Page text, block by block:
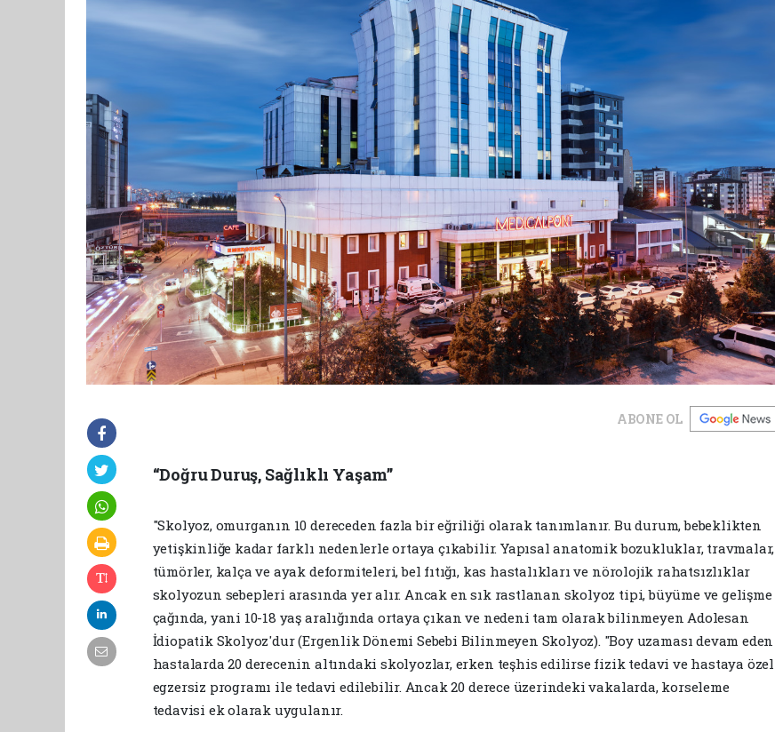
ABONE OL
“Doğru Duruş, Sağlıklı Yaşam”
"Skolyoz, omurganın 10 dereceden fazla bir eğriliği olarak tanımlanır. Bu durum, bebeklikten
yetişkinliğe kadar farklı nedenlerle ortaya çıkabilir. Yapısal anatomik bozukluklar, travmalar,
tümörler, kalça ve ayak deformiteleri, bel fıtığı, kas hastalıkları ve nörolojik rahatsızlıklar
skolyozun sebepleri arasında yer alır. Ancak en sık rastlanan skolyoz tipi, büyüme ve gelişme
çağında, yani 10-18 yaş aralığında ortaya çıkan ve nedeni tam olarak bilinmeyen Adolesan
İdiopatik Skolyoz'dur (Ergenlik Dönemi Sebebi Bilinmeyen Skolyoz). "Boy uzaması devam eden
hastalarda 20 derecenin altındaki skolyozlar, erken teşhis edilirse fizik tedavi ve hastaya özel
egzersiz programı ile tedavi edilebilir. Ancak 20 derece üzerindeki vakalarda, korseleme
tedavisi ek olarak uygulanır.